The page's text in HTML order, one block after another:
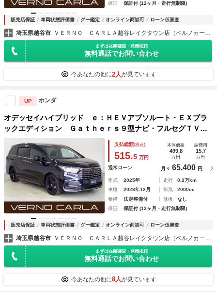
保証
保証付 (12ヶ月・走行無制限)
販売店保証 車両状態評価書 グー鑑定 オンライン商談可 ローン仮審査
埼玉県越谷市 ＶＥＲＮＯ ＣＡＲＬＡ越谷レイクタウン店（ベルノカーラ越谷レイクタウン店）
まずは在庫確認・見積依頼
無料通話でお問い合わせ
今あなたの他に2人が見ています
UP ホンダ
オデッセイハイブリッド ｅ：ＨＥＶアブソルート・ＥＸブラ
ックエディション Ｇａｔｈｅｒｓ９型ナビ・フルセグＴＶ・
全方位カメラ・本革シート・両側パワースライドドア・シート
ヒーター・パワーゲート・ＢＳＭ・アダプティブクルーズコン
トロール・レーンキープアシスト・衝突軽減ブレーキ
支払総額(税込)
515.5 万円
本体価格
499.8
万円
諸費用
15.7
万円
通常ローン 月々 65,400 円
年式 2025年 走行
0.2万km
車検
2028年12月 排気
2000cc
整備
法定整備付 修復
なし
保証
保証付 (12ヶ月・走行無制限)
販売店保証 車両状態評価書 グー鑑定 オンライン商談可 ローン仮審査
埼玉県越谷市 ＶＥＲＮＯ ＣＡＲＬＡ越谷レイクタウン店（ベルノカーラ越谷レイクタウン店）
まずは在庫確認・見積依頼
無料通話でお問い合わせ
今あなたの他に8人が見ています